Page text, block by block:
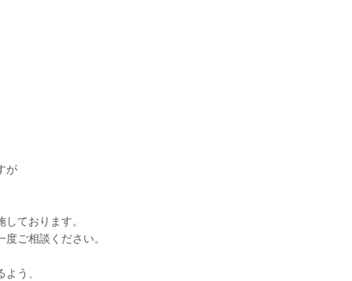
が
ております。
ご相談ください。
う、